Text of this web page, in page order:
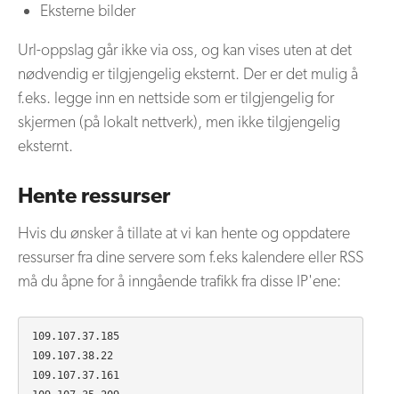
Eksterne bilder
Url-oppslag går ikke via oss, og kan vises uten at det
nødvendig er tilgjengelig eksternt. Der er det mulig å
f.eks. legge inn en nettside som er tilgjengelig for
skjermen (på lokalt nettverk), men ikke tilgjengelig
eksternt.
Hente ressurser
Hvis du ønsker å tillate at vi kan hente og oppdatere
ressurser fra dine servere som f.eks kalendere eller RSS
må du åpne for å inngående trafikk fra disse IP'ene:
109.107.37.185
109.107.38.22
109.107.37.161